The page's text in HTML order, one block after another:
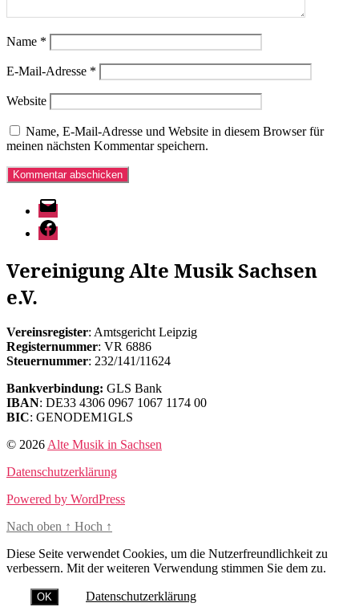
Name *
E-Mail-Adresse *
Website
Name, E-Mail-Adresse und Website in diesem Browser für
meinen nächsten Kommentar speichern.
E-
Mail
Facebook
Vereinigung Alte Musik Sachsen
e.V.
Vereinsregister: Amtsgericht Leipzig
Registernummer: VR 6886
Steuernummer: 232/141/11624
Bankverbindung: GLS Bank
IBAN: DE33 4306 0967 1067 1174 00
BIC: GENODEM1GLS
© 2026Alte Musik in Sachsen
Datenschutzerklärung
Powered by WordPress
Nach oben ↑ Hoch ↑
Diese Seite verwendet Cookies, um die Nutzerfreundlichkeit zu
verbessern. Mit der weiteren Verwendung stimmen Sie dem zu.
OK Datenschutzerklärung